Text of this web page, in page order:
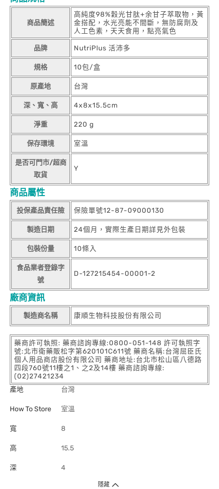
商品簡述
高純度98%穀光甘肽+余甘子萃取物，黃
金搭配，水光亮能不間斷，無防腐劑及
人工色素，天天食用，點亮氣色
品牌 NutriPlus 活沛多
規格 10包/盒
原產地 台灣
深、寬、高 4x8x15.5cm
淨重 220 g
保存環境 室溫
是否可門市/超商
取貨
Y
商品屬性
投保產品責任險 保險單號12-87-09000130
製造日期 24個月，實際生產日期詳見外包裝
包裝份量 10條入
食品業者登錄字
號
D-127215454-00001-2
廠商資訊
製造商名稱 康順生物科技股份有限公司
藥商許可執照: 藥商諮詢專線:0800-051-148 許可執照字
號:北市衛藥販松字第620101C611號 藥商名稱:台灣屈臣氏
個人用品商店股份有限公司 藥商地址:台北市松山區八德路
四段760號11樓之1、之2及14樓 藥商諮詢專線:
(02)27421234
產地
台灣
How To Store 室溫
寬 8
高 15.5
深 4
隱藏